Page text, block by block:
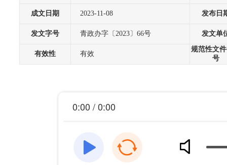
成文日期 2023-11-08 发布日
发文字号 青政办字〔2023〕66号 发文单
有效性 有效
规范性文
号
0:00 / 0:00